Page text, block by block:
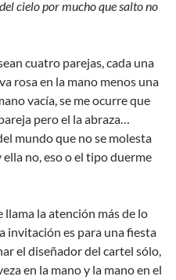
cielo por mucho que salto no
cuatro parejas, cada una
rosa en la mano menos una
vacía, se me ocurre que
pero el la abraza…
mundo que no se molesta
no, eso o el tipo duerme
llama la atención más de lo
invitación es para una fiesta
el diseñador del cartel sólo,
en la mano y la mano en el